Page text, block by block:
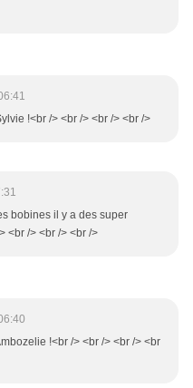
!<br /> <br /> <br /> <br />
bobines il y a des super
<br /> <br /> <br />
!<br /> <br /> <br /> <br